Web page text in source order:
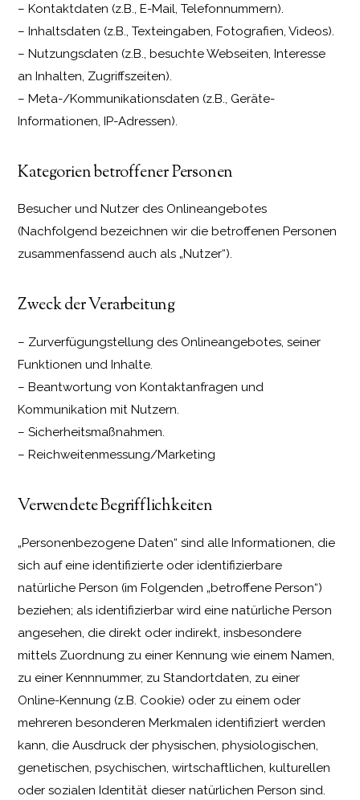
– Kontaktdaten (z.B., E-Mail, Telefonnummern).
– Inhaltsdaten (z.B., Texteingaben, Fotografien, Videos).
– Nutzungsdaten (z.B., besuchte Webseiten, Interesse
an Inhalten, Zugriffszeiten).
– Meta-/Kommunikationsdaten (z.B., Geräte-
Informationen, IP-Adressen).
Kategorien betroffener Personen
Besucher und Nutzer des Onlineangebotes
(Nachfolgend bezeichnen wir die betroffenen Personen
zusammenfassend auch als „Nutzer“).
Zweck der Verarbeitung
– Zurverfügungstellung des Onlineangebotes, seiner
Funktionen und Inhalte.
– Beantwortung von Kontaktanfragen und
Kommunikation mit Nutzern.
– Sicherheitsmaßnahmen.
– Reichweitenmessung/Marketing
Verwendete Begrifflichkeiten
„Personenbezogene Daten“ sind alle Informationen, die
sich auf eine identifizierte oder identifizierbare
natürliche Person (im Folgenden „betroffene Person“)
beziehen; als identifizierbar wird eine natürliche Person
angesehen, die direkt oder indirekt, insbesondere
mittels Zuordnung zu einer Kennung wie einem Namen,
zu einer Kennnummer, zu Standortdaten, zu einer
Online-Kennung (z.B. Cookie) oder zu einem oder
mehreren besonderen Merkmalen identifiziert werden
kann, die Ausdruck der physischen, physiologischen,
genetischen, psychischen, wirtschaftlichen, kulturellen
oder sozialen Identität dieser natürlichen Person sind.